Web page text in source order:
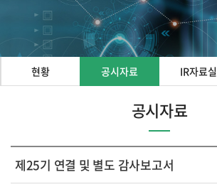
현황 공시자료 IR자료실
공시자료
제25기 연결 및 별도 감사보고서